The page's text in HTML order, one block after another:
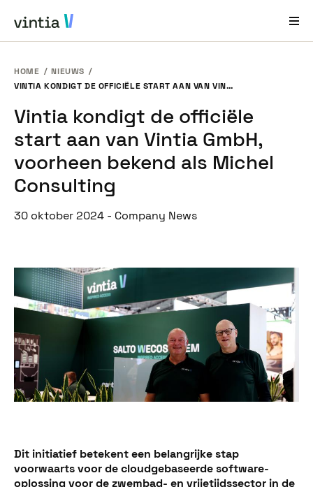
Hulp en Ondersteuning
EN FR DE
Sectoren
Oplossingen
Producten
Nieuws en Events
Contact
HOME
NIEUWS
VINTIA KONDIGT DE OFFICIËLE START AAN VAN VINTIA GMBH, VOORHEEN BEKEND ALS MICHEL CONSULTING
Vintia kondigt de officiële
start aan van Vintia GmbH,
voorheen bekend als Michel
Consulting
30 oktober 2024 - Company News
Dit initiatief betekent een belangrijke stap
voorwaarts voor de cloudgebaseerde software-
oplossing voor de zwembad- en vrijetijdssector in de